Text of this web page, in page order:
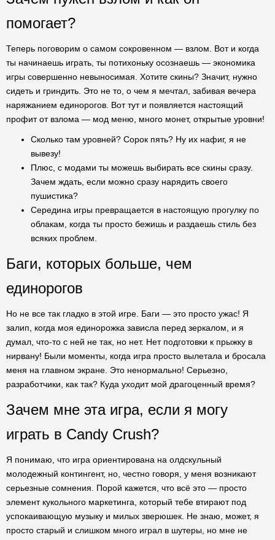
помогает?
Теперь поговорим о самом сокровенном — взлом. Вот и когда
ты начинаешь играть, ты потихоньку осознаешь — экономика
игры совершенно невыносимая. Хотите скины? Значит, нужно
сидеть и гриндить. Это не то, о чем я мечтал, забивая вечера
наряжанием единорогов. Вот тут и появляется настоящий
профит от взлома — мод меню, много монет, открытые уровни!
Сколько там уровней? Сорок пять? Ну их нафиг, я не
вывезу!
Плюс, с модами ты можешь выбирать все скины сразу.
Зачем ждать, если можно сразу нарядить своего
пушистика?
Середина игры превращается в настоящую прогулку по
облакам, когда ты просто бежишь и раздаешь стиль без
всяких проблем.
Баги, которых больше, чем
единорогов
Но не все так гладко в этой игре. Баги — это просто ужас! Я
залип, когда моя единорожка зависла перед зеркалом, и я
думал, что-то с ней не так, но нет. Нет подготовки к прыжку в
нирвану! Были моменты, когда игра просто вылетала и бросала
меня на главном экране. Это ненормально! Серьезно,
разработчики, как так? Куда уходит мой драгоценный время?
Зачем мне эта игра, если я могу
играть в Candy Crush?
Я понимаю, что игра ориентирована на олдскульный
молодежный контингент, но, честно говоря, у меня возникают
серьезные сомнения. Порой кажется, что всё это — просто
элемент кукольного маркетинга, который тебе втирают под
успокаивающую музыку и милых зверюшек. Не знаю, может, я
просто старый и слишком много играл в шутеры, но мне не